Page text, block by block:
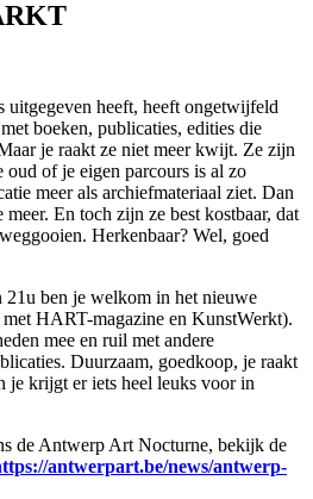
uitgegeven heeft, heeft ongetwijfeld
boeken, publicaties, edities die
je raakt ze niet meer kwijt. Ze zijn
oud of je eigen parcours is al zo
meer als archiefmateriaal ziet. Dan
En toch zijn ze best kostbaar, dat
Herkenbaar? Wel, goed
21u ben je welkom in het nieuwe
HART-magazine en KunstWerkt).
mee en ruil met andere
Duurzaam, goedkoop, je raakt
je krijgt er iets heel leuks voor in
de Antwerp Art Nocturne, bekijk de
antwerpart.be/news/antwerp-